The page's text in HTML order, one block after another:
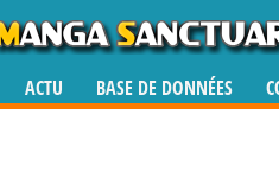
ACTU BASE DE DONNÉES